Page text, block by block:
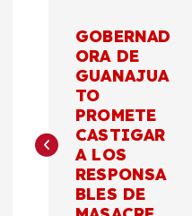
e
GOBERNAD
ORA DE
GUANAJUA
TO
PROMETE
CASTIGAR
A LOS
RESPONSA
BLES DE